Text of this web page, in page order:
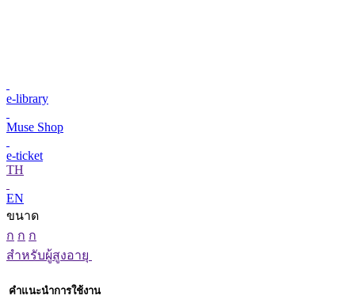
e-library
Muse Shop
e-ticket
TH
EN
ขนาด
ก ก ก
สำหรับผู้สูงอายุ
คำแนะนำการใช้งาน